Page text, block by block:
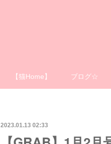
【猫Home】 ブログ☆
2023.01.13 02:33